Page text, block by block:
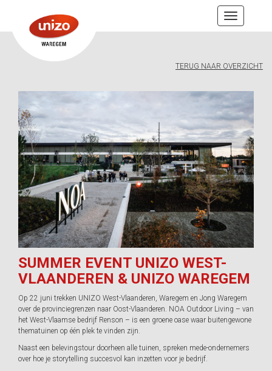
Toggle
navigation
TERUG NAAR OVERZICHT
SUMMER EVENT UNIZO WEST-
VLAANDEREN & UNIZO WAREGEM
Op 22 juni trekken UNIZO West-Vlaanderen, Waregem en Jong Waregem
over de provinciegrenzen naar Oost-Vlaanderen. NOA Outdoor Living – van
het West-Vlaamse bedrijf Renson – is een groene oase waar buitengewone
thematuinen op één plek te vinden zijn.​
Naast een belevingstour doorheen alle tuinen, spreken mede-ondernemers
over hoe je storytelling succesvol kan inzetten voor je bedrijf. ​